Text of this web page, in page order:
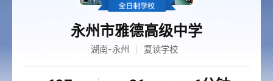
永州市雅德高级中学
湖南-永州 复读学校